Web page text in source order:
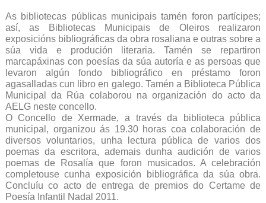
As bibliotecas públicas municipais tamén foron partícipes;
así, as Bibliotecas Municipais de Oleiros realizaron
exposicións bibliográficas da obra rosaliana e outras sobre a
súa vida e produción literaria. Tamén se repartiron
marcapáxinas con poesías da súa autoría e as persoas que
levaron algún fondo bibliográfico en préstamo foron
agasalladas cun libro en galego. Tamén a Biblioteca Pública
Municipal da Rúa colaborou na organización do acto da
AELG neste concello.
O Concello de Xermade, a través da biblioteca pública
municipal, organizou ás 19.30 horas coa colaboración de
diversos voluntarios, unha lectura pública de varios dos
poemas da escritora, ademais dunha audición de varios
poemas de Rosalía que foron musicados. A celebración
completouse cunha exposición bibliográfica da súa obra.
Concluíu co acto de entrega de premios do Certame de
Poesía Infantil Nadal 2011.